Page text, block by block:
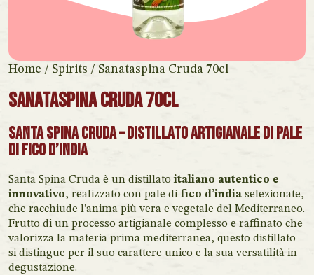
Home / Spirits / Sanataspina Cruda 70cl
Sanataspina Cruda 70cl
Santa Spina Cruda – Distillato artigianale di pale
di fico d’india
Santa Spina Cruda è un distillatoitaliano autentico e
innovativo, realizzato con pale di fico d’india selezionate,
che racchiude l’anima più vera e vegetale del Mediterraneo.
Frutto di un processo artigianale complesso e raffinato che
valorizza la materia prima mediterranea, questo distillato
si distingue per il suo carattere unico e la sua versatilità in
degustazione.